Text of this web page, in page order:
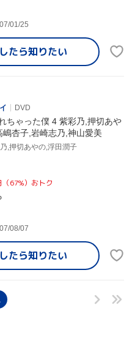
01/25
たら知りたい
DVD
ちゃった僕 4 紫彩乃,押切あや
嶋杏子,岩崎志乃,神山愛美
,押切あやの,浮田潤子
67%）おトク
08/07
たら知りたい